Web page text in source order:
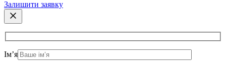
Залишити заявку
Ім’я